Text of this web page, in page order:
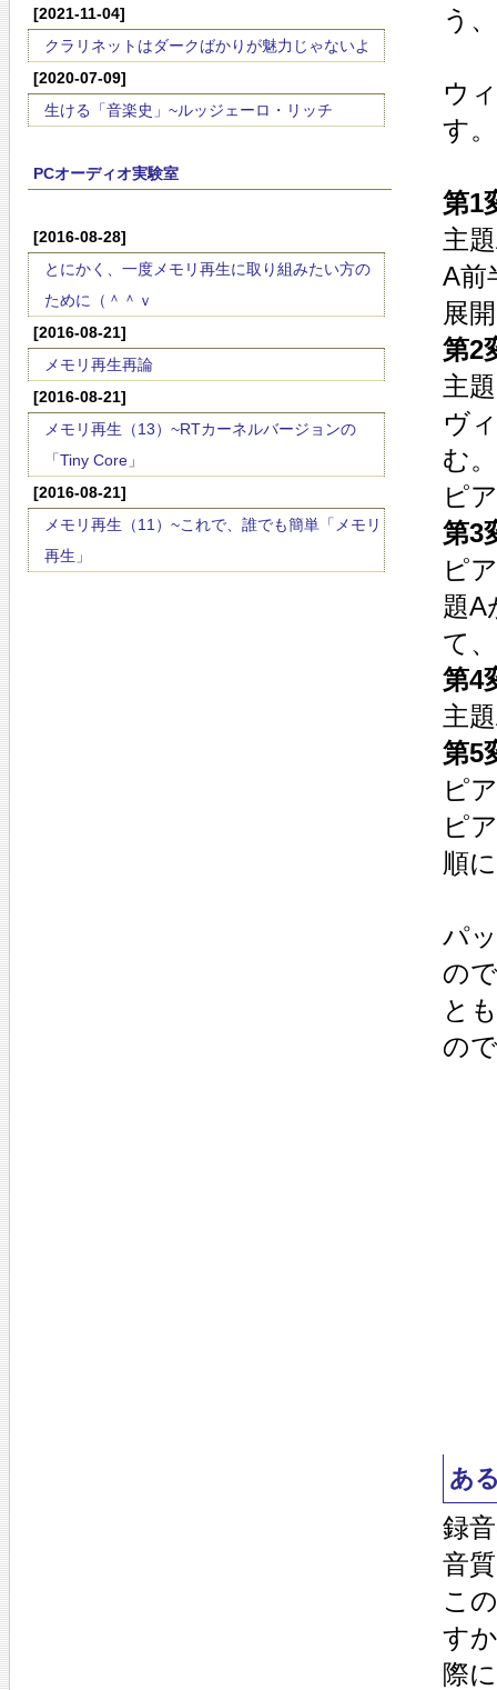
[2021-11-04]
クラリネットはダークばかりが魅力じゃないよ
[2020-07-09]
生ける「音楽史」~ルッジェーロ・リッチ
PCオーディオ実験室
[2016-08-28]
とにかく、一度メモリ再生に取り組みたい方の
ために（＾＾ｖ
[2016-08-21]
メモリ再生再論
[2016-08-21]
メモリ再生（13）~RTカーネルバージョンの
「Tiny Core」
[2016-08-21]
メモリ再生（11）~これで、誰でも簡単「メモリ
再生」
う
ウ
す。
第1
主
A前
展
第2
主
ヴ
む
ピ
第3
ピ
題A
て
第4
主
第5
ピ
ピ
順
パ
の
と
の
あ
録
音
こ
す
際